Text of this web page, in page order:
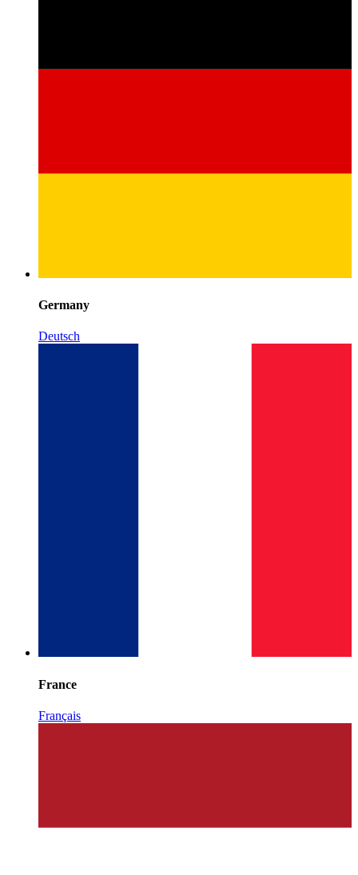
Germany
Deutsch
France
Français